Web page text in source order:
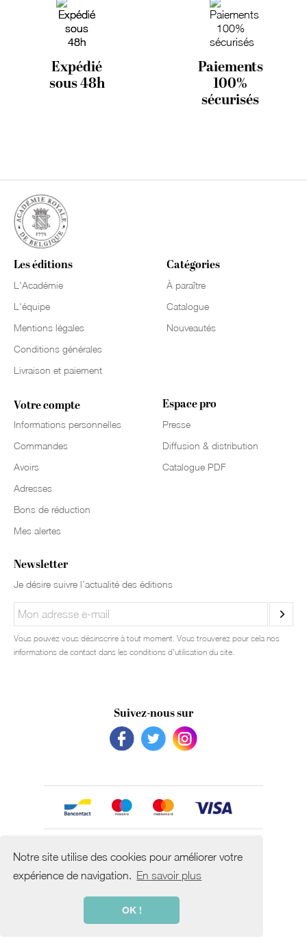
Notre site utilise des cookies pour améliorer votre
expérience de navigation. En savoir plus
OK !
Expédié
sous 48h
Paiements
100%
sécurisés
Les éditions
L'Académie
L'équipe
Mentions légales
Conditions générales
Livraison et paiement
Catégories
À paraître
Catalogue
Nouveautés
Votre compte
Informations personnelles
Commandes
Avoirs
Adresses
Bons de réduction
Mes alertes
Espace pro
Presse
Diffusion & distribution
Catalogue PDF
Newsletter
Je désire suivre l’actualité des éditions
Vous pouvez vous désinscrire à tout moment. Vous trouverez pour cela nos
informations de contact dans les conditions d'utilisation du site.
Suivez-nous sur